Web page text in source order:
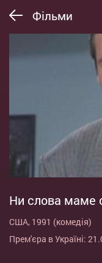
Фільми
Ни слова маме
США, 1991 (комедія)
Прем'єра в Україні: